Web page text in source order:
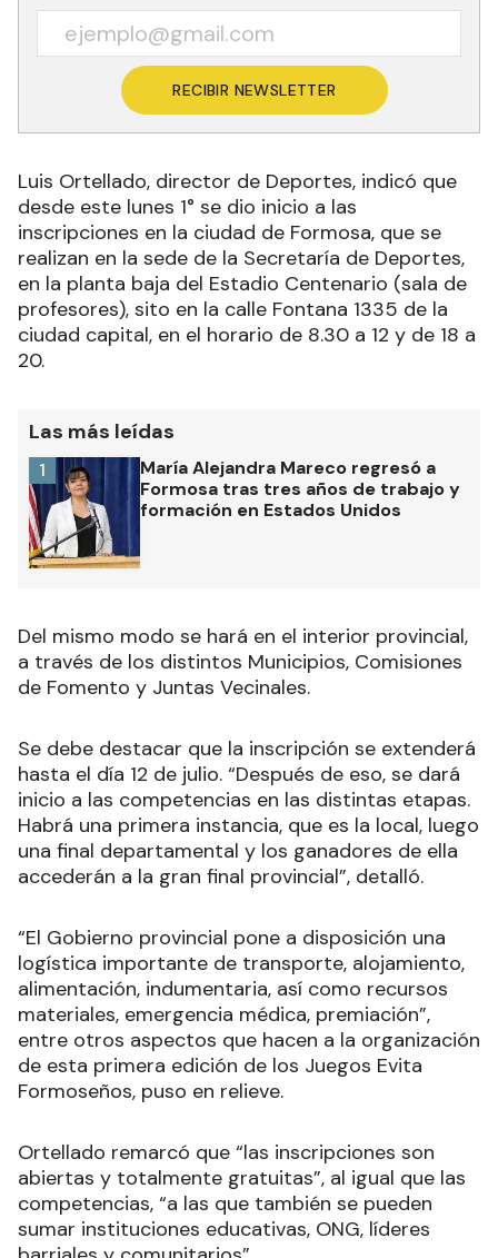
RECIBIR NEWSLETTER
Luis Ortellado, director de Deportes, indicó que
desde este lunes 1° se dio inicio a las
inscripciones en la ciudad de Formosa, que se
realizan en la sede de la Secretaría de Deportes,
en la planta baja del Estadio Centenario (sala de
profesores), sito en la calle Fontana 1335 de la
ciudad capital, en el horario de 8.30 a 12 y de 18 a
20.
Las más leídas
María Alejandra Mareco regresó a
Formosa tras tres años de trabajo y
formación en Estados Unidos
1
Del mismo modo se hará en el interior provincial,
a través de los distintos Municipios, Comisiones
de Fomento y Juntas Vecinales.
Se debe destacar que la inscripción se extenderá
hasta el día 12 de julio. “Después de eso, se dará
inicio a las competencias en las distintas etapas.
Habrá una primera instancia, que es la local, luego
una final departamental y los ganadores de ella
accederán a la gran final provincial”, detalló.
“El Gobierno provincial pone a disposición una
logística importante de transporte, alojamiento,
alimentación, indumentaria, así como recursos
materiales, emergencia médica, premiación”,
entre otros aspectos que hacen a la organización
de esta primera edición de los Juegos Evita
Formoseños, puso en relieve.
Ortellado remarcó que “las inscripciones son
abiertas y totalmente gratuitas”, al igual que las
competencias, “a las que también se pueden
sumar instituciones educativas, ONG, líderes